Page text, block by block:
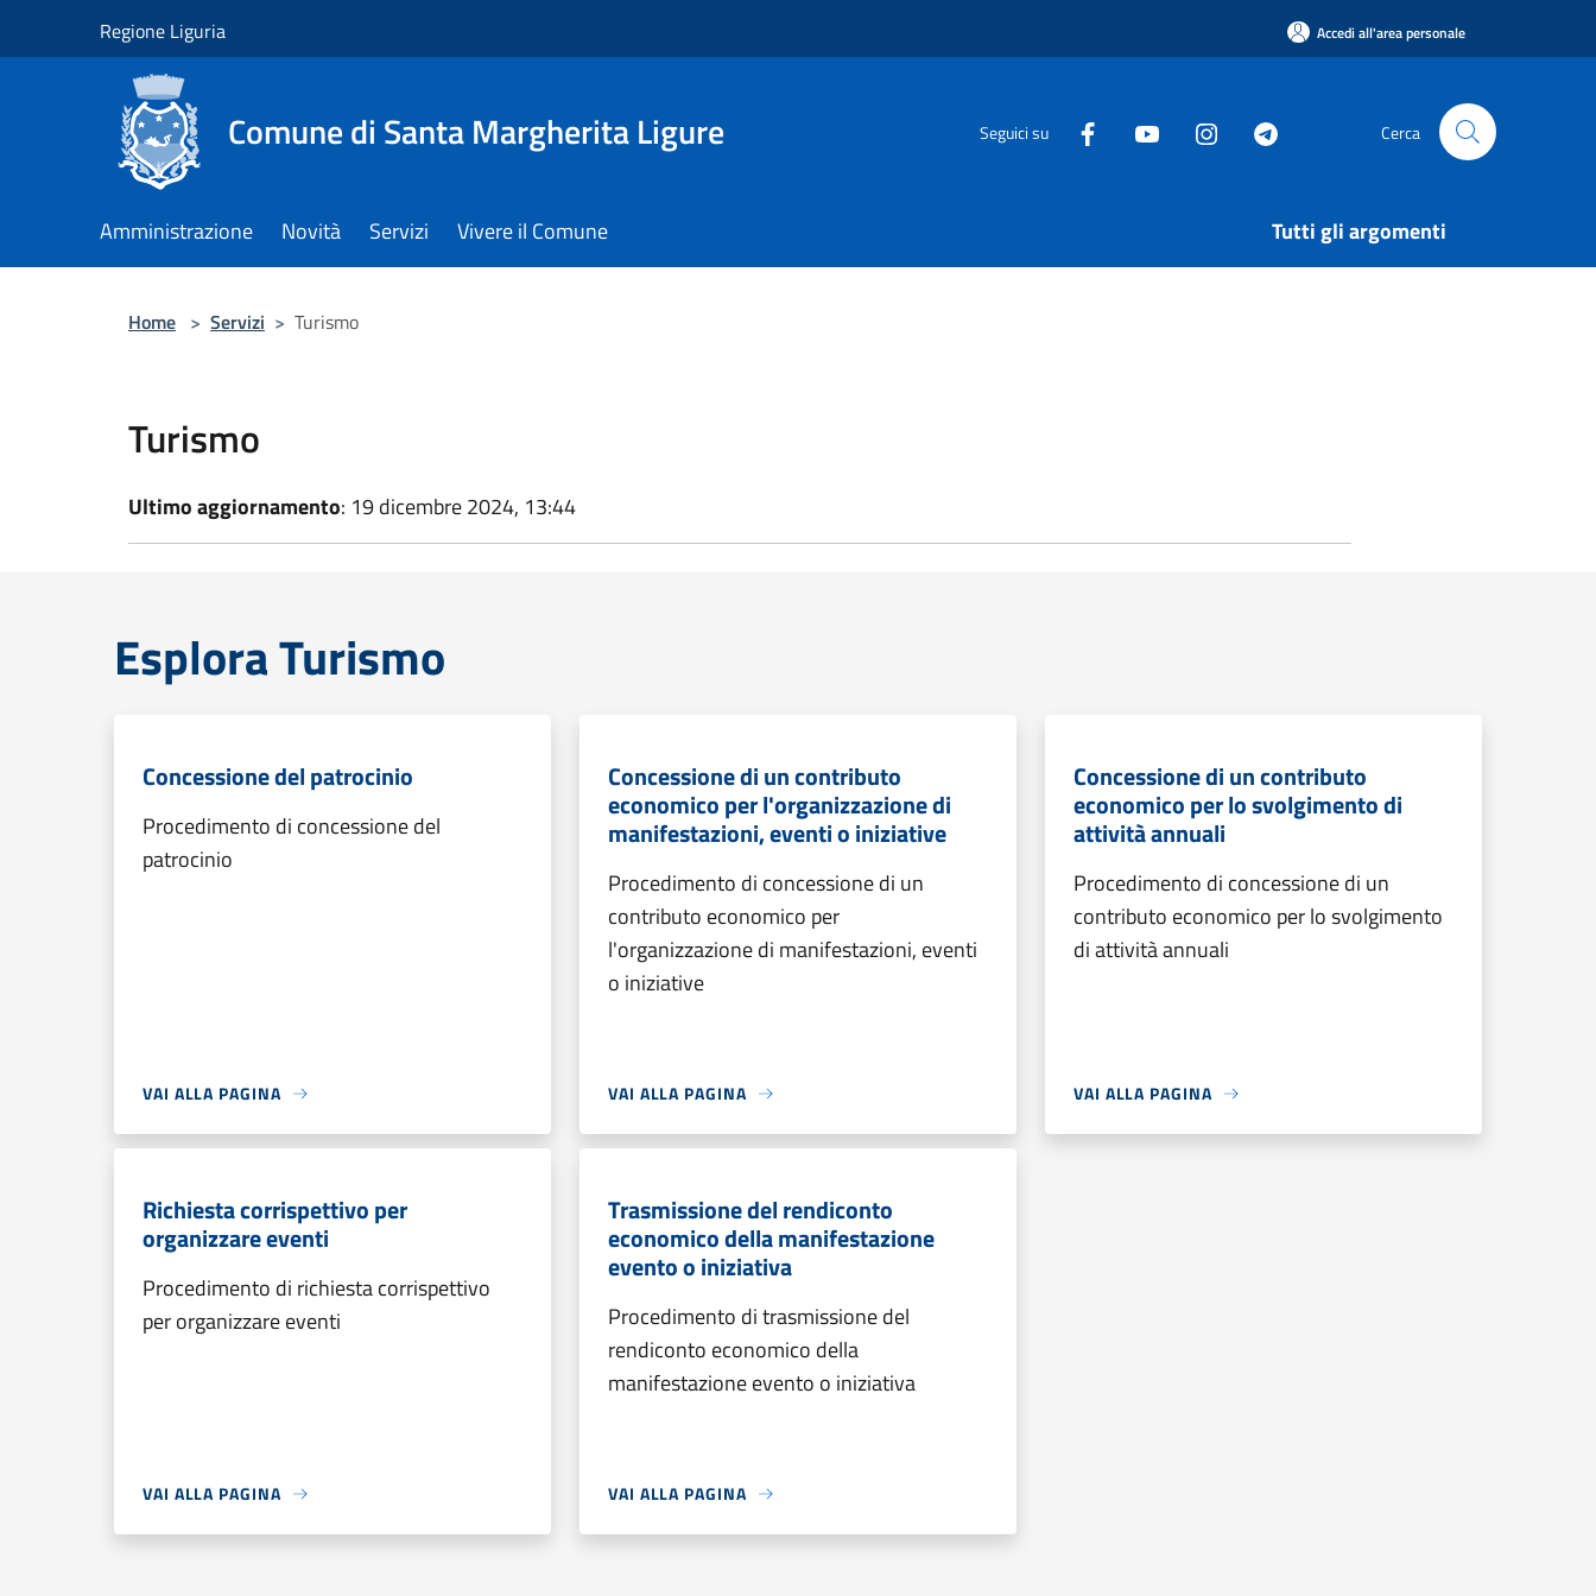
Regione Liguria Accedi all'area personale
Comune di Santa Margherita Ligure Seguici su Cerca
Amministrazione Novità Servizi Vivere il Comune Tutti gli argomenti
Home > Servizi > Turismo
Turismo
Ultimo aggiornamento: 19 dicembre 2024, 13:44
Esplora Turismo
Concessione del patrocinio
Procedimento di concessione del
patrocinio
VAI ALLA PAGINA
Concessione di un contributo
economico per l'organizzazione di
manifestazioni, eventi o iniziative
Procedimento di concessione di un
contributo economico per
l'organizzazione di manifestazioni, eventi
o iniziative
VAI ALLA PAGINA
Concessione di un contributo
economico per lo svolgimento di
attività annuali
Procedimento di concessione di un
contributo economico per lo svolgimento
di attività annuali
VAI ALLA PAGINA
Richiesta corrispettivo per
organizzare eventi
Procedimento di richiesta corrispettivo
per organizzare eventi
VAI ALLA PAGINA
Trasmissione del rendiconto
economico della manifestazione
evento o iniziativa
Procedimento di trasmissione del
rendiconto economico della
manifestazione evento o iniziativa
VAI ALLA PAGINA